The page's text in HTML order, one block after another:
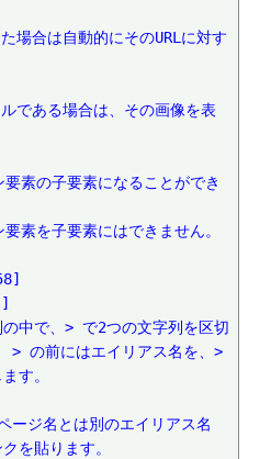
場合は自動的にそのURLに対す
である場合は、その画像を表
素の子要素になることができ
素を子要素にはできません。
中で、> で2つの文字列を区切
> の前にはエイリアス名を、>
す。
ジ名とは別のエイリアス名
を貼ります。